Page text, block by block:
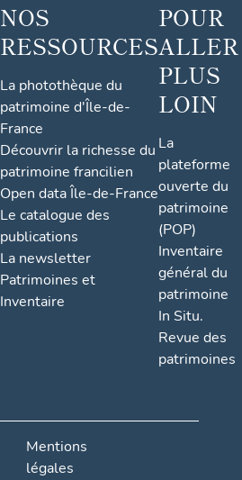
NOS
RESSOURCES
La photothèque du
patrimoine d'Île-de-
France
Découvrir la richesse du
patrimoine francilien
Open data Île-de-France
Le catalogue des
publications
La newsletter
Patrimoines et
Inventaire
POUR
ALLER
PLUS
LOIN
La
plateforme
ouverte du
patrimoine
(POP)
Inventaire
général du
patrimoine
In Situ.
Revue des
patrimoines
Mentions
légales